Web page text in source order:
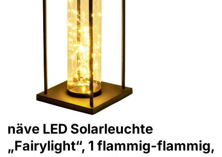
näve LED Solarleuchte
„Fairylight“, 1 flammig-flammig,